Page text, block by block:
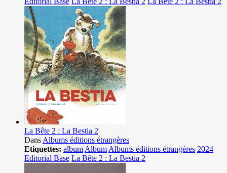
La Bête 2 : La Bestia 2
Dans Albums éditions étrangères
Etiquettes: album Album Albums éditions étrangères 2024
Editorial Base La Bête 2 : La Bestia 2